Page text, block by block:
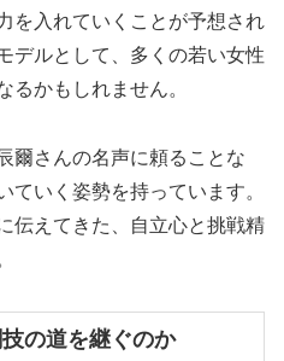
を入れていくことが予想され
デルとして、多くの若い女性
るかもしれません。
爾さんの名声に頼ることな
ていく姿勢を持っています。
伝えてきた、自立心と挑戦精
の道を継ぐのか